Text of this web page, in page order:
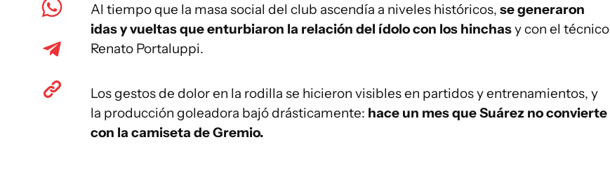
Al tiempo que la masa social del club ascendía a niveles históricos, se generaron
idas y vueltas que enturbiaron la relación del ídolo con los hinchasy con el técnico
Renato Portaluppi.
Los gestos de dolor en la rodilla se hicieron visibles en partidos y entrenamientos, y
la producción goleadora bajó drásticamente: hace un mes que Suárez no convierte
con la camiseta de Gremio.